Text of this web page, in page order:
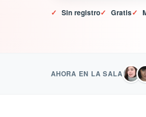
✓ Sin registro✓ Gratis✓
AHORA EN LA SALA